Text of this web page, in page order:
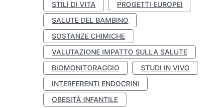
STILI DI VITA
PROGETTI EUROPEI
SALUTE DEL BAMBINO
SOSTANZE CHIMICHE
VALUTAZIONE IMPATTO SULLA SALUTE
BIOMONITORAGGIO
STUDI IN VIVO
INTERFERENTI ENDOCRINI
OBESITÀ INFANTILE